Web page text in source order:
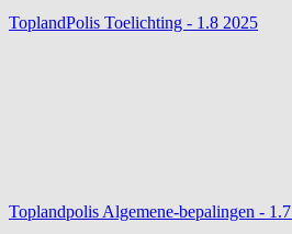
ToplandPolis Toelichting - 1.8 2025
Toplandpolis Algemene-bepalingen - 1.7